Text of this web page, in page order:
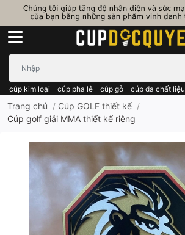
cúp kim loại cúp pha lê cúp gỗ cúp đa chất liệu
Trang chủ / Cúp GOLF thiết kế /
Cúp golf giải MMA thiết kế riêng